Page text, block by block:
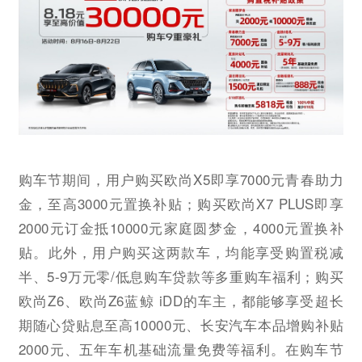
购车节期间，用户购买欧尚X5即享7000元青春助力
金，至高3000元置换补贴；购买欧尚X7 PLUS即享
2000元订金抵10000元家庭圆梦金，4000元置换补
贴。此外，用户购买这两款车，均能享受购置税减
半、5-9万元零/低息购车贷款等多重购车福利；购买
欧尚Z6、欧尚Z6蓝鲸 iDD的车主，都能够享受超长
期随心贷贴息至高10000元、长安汽车本品增购补贴
2000元、五年车机基础流量免费等福利。在购车节